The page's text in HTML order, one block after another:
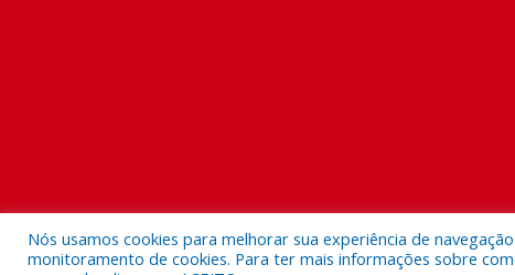
Nós usamos cookies para melhorar sua experiência de
monitoramento de cookies. Para ter mais informações sobre